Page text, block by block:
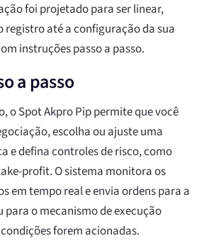
foi projetado para ser linear,
registro até a configuração da sua
instruções passo a passo.
a passo
o Spot Akpro Pip permite que você
escolha ou ajuste uma
e defina controles de risco, como
profit. O sistema monitora os
em tempo real e envia ordens para a
o mecanismo de execução
forem acionadas.